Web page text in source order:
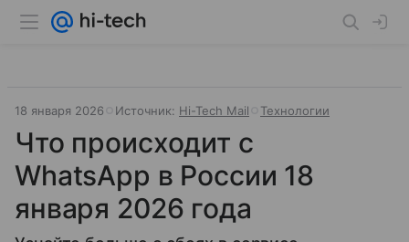
18 января 2026 Источник: Hi-Tech Mail Технологии
Что происходит с
WhatsApp в России 18
января 2026 года